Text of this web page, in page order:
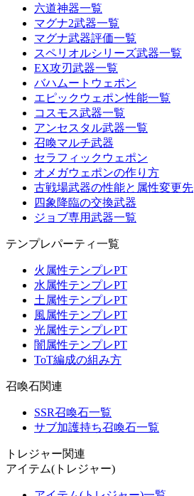
六道神器一覧
マグナ2武器一覧
マグナ武器評価一覧
スペリオルシリーズ武器一覧
EX攻刃武器一覧
バハムートウェポン
エピックウェポン性能一覧
コスモス武器一覧
アンセスタル武器一覧
召喚マルチ武器
セラフィックウェポン
オメガウェポンの作り方
古戦場武器の性能と属性変更先
四象降臨の交換武器
ジョブ専用武器一覧
テンプレパーティ一覧
火属性テンプレPT
水属性テンプレPT
土属性テンプレPT
風属性テンプレPT
光属性テンプレPT
闇属性テンプレPT
ToT編成の組み方
召喚石関連
SSR召喚石一覧
サブ加護持ち召喚石一覧
トレジャー関連
アイテム(トレジャー)